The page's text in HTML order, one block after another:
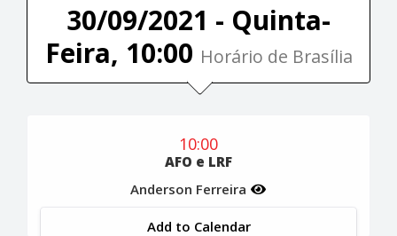
30/09/2021 - Quinta-
Feira, 10:00 Horário de Brasília
10:00
AFO e LRF
Anderson Ferreira
Add to Calendar